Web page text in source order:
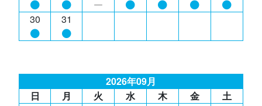
30 31
2026年09月
日
月 火 水 木 金
土